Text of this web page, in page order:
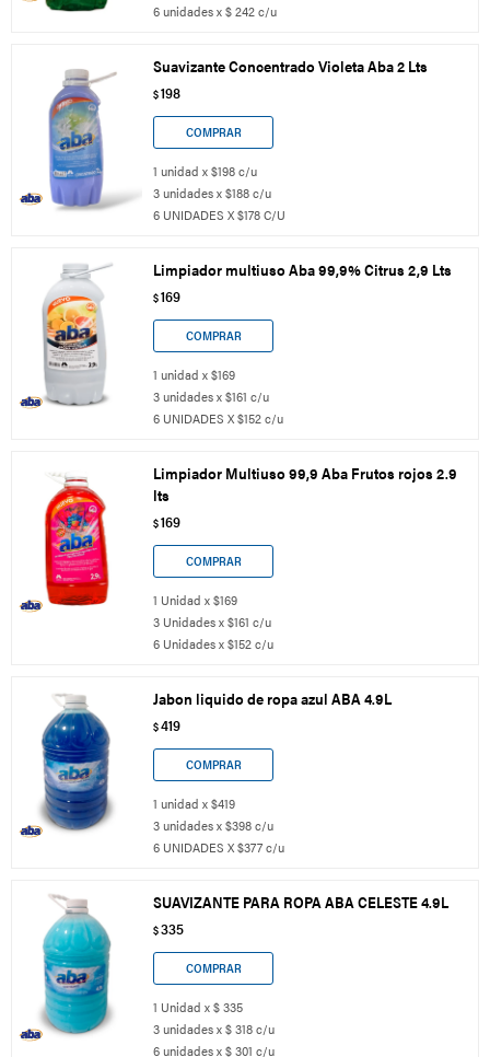
6 unidades x $ 242 c/u
Suavizante Concentrado Violeta Aba 2 Lts
$198
1 unidad x $198 c/u
3 unidades x $188 c/u
6 UNIDADES X $178 C/U
Limpiador multiuso Aba 99,9% Citrus 2,9 Lts
$169
1 unidad x $169
3 unidades x $161 c/u
6 UNIDADES X $152 c/u
Limpiador Multiuso 99,9 Aba Frutos rojos 2.9
lts
$169
1 Unidad x $169
3 Unidades x $161 c/u
6 Unidades x $152 c/u
Jabon liquido de ropa azul ABA 4.9L
$419
1 unidad x $419
3 unidades x $398 c/u
6 UNIDADES X $377 c/u
SUAVIZANTE PARA ROPA ABA CELESTE 4.9L
$335
1 Unidad x $ 335
3 unidades x $ 318 c/u
6 unidades x $ 301 c/u